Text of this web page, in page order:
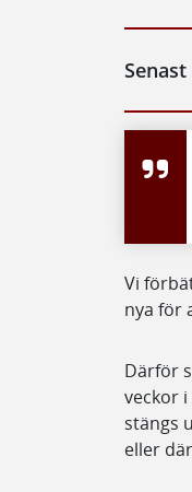
Vi
nya för
Därför
veckor
stängs
eller